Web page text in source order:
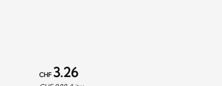
CHF 3.26